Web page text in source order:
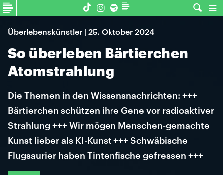
Überlebenskünstler | 25. Oktober 2024
So überleben Bärtierchen
Atomstrahlung
Die Themen in den Wissensnachrichten: +++
Bärtierchen schützen ihre Gene vor radioaktiver
Strahlung +++ Wir mögen Menschen-gemachte
Kunst lieber als KI-Kunst +++ Schwäbische
Flugsaurier haben Tintenfische gefressen +++